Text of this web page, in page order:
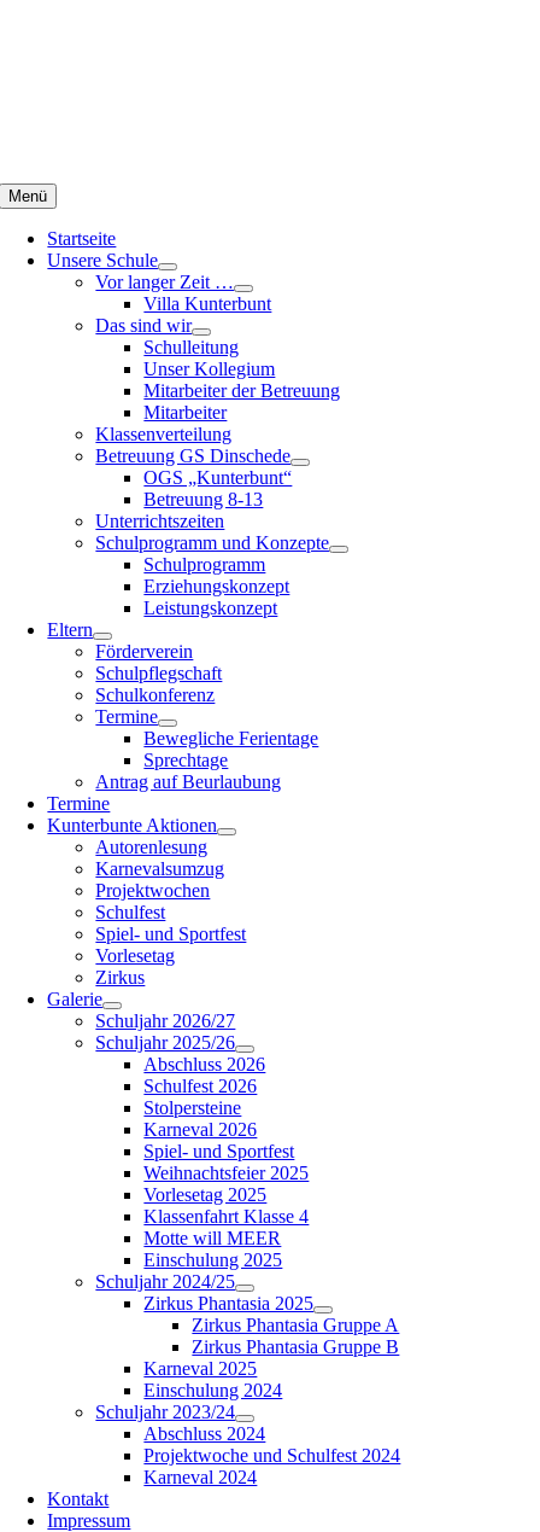
Menü
Startseite
Unsere Schule
Vor langer Zeit …
Villa Kunterbunt
Das sind wir
Schulleitung
Unser Kollegium
Mitarbeiter der Betreuung
Mitarbeiter
Klassenverteilung
Betreuung GS Dinschede
OGS „Kunterbunt“
Betreuung 8-13
Unterrichtszeiten
Schulprogramm und Konzepte
Schulprogramm
Erziehungskonzept
Leistungskonzept
Eltern
Förderverein
Schulpflegschaft
Schulkonferenz
Termine
Bewegliche Ferientage
Sprechtage
Antrag auf Beurlaubung
Termine
Kunterbunte Aktionen
Autorenlesung
Karnevalsumzug
Projektwochen
Schulfest
Spiel- und Sportfest
Vorlesetag
Zirkus
Galerie
Schuljahr 2026/27
Schuljahr 2025/26
Abschluss 2026
Schulfest 2026
Stolpersteine
Karneval 2026
Spiel- und Sportfest
Weihnachtsfeier 2025
Vorlesetag 2025
Klassenfahrt Klasse 4
Motte will MEER
Einschulung 2025
Schuljahr 2024/25
Zirkus Phantasia 2025
Zirkus Phantasia Gruppe A
Zirkus Phantasia Gruppe B
Karneval 2025
Einschulung 2024
Schuljahr 2023/24
Abschluss 2024
Projektwoche und Schulfest 2024
Karneval 2024
Kontakt
Impressum